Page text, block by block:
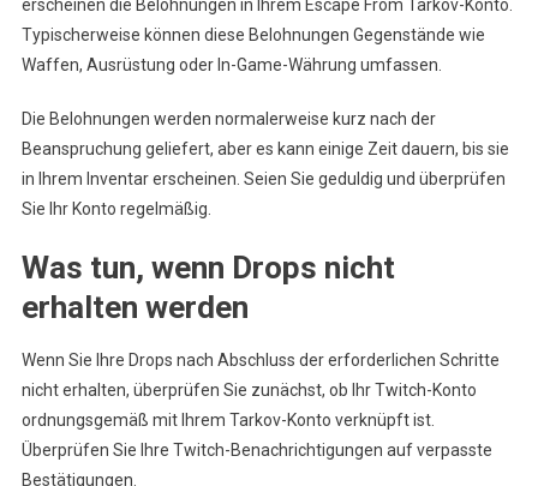
erscheinen die Belohnungen in Ihrem Escape From Tarkov-Konto.
Typischerweise können diese Belohnungen Gegenstände wie
Waffen, Ausrüstung oder In-Game-Währung umfassen.
Die Belohnungen werden normalerweise kurz nach der
Beanspruchung geliefert, aber es kann einige Zeit dauern, bis sie
in Ihrem Inventar erscheinen. Seien Sie geduldig und überprüfen
Sie Ihr Konto regelmäßig.
Was tun, wenn Drops nicht
erhalten werden
Wenn Sie Ihre Drops nach Abschluss der erforderlichen Schritte
nicht erhalten, überprüfen Sie zunächst, ob Ihr Twitch-Konto
ordnungsgemäß mit Ihrem Tarkov-Konto verknüpft ist.
Überprüfen Sie Ihre Twitch-Benachrichtigungen auf verpasste
Bestätigungen.